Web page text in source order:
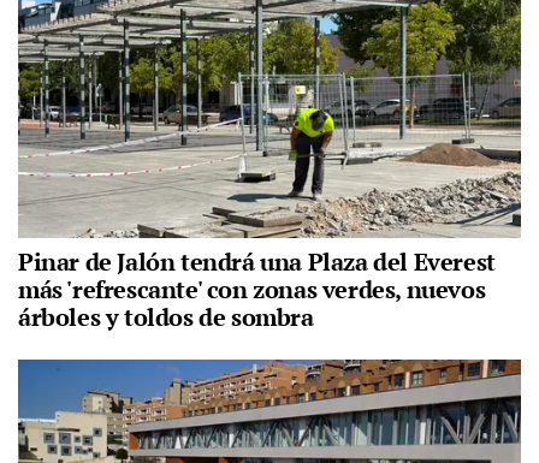
Pinar de Jalón tendrá una Plaza del Everest
más 'refrescante' con zonas verdes, nuevos
árboles y toldos de sombra